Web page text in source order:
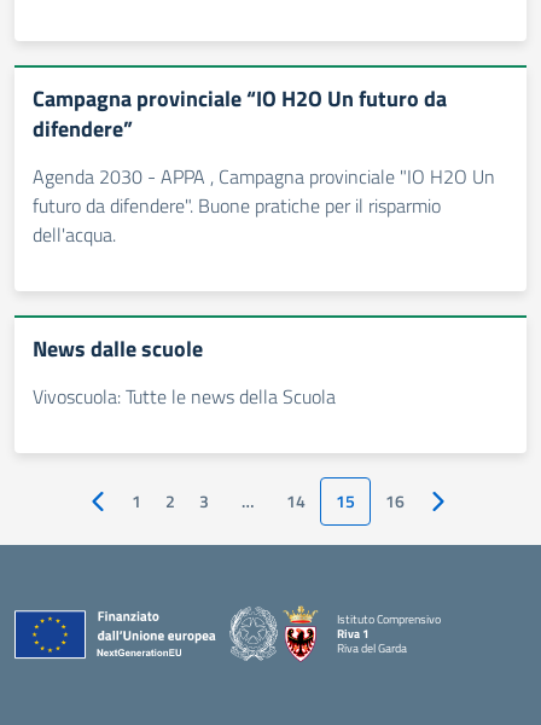
Campagna provinciale “IO H2O Un futuro da
difendere”
Agenda 2030 - APPA , Campagna provinciale "IO H2O Un
futuro da difendere". Buone pratiche per il risparmio
dell'acqua.
News dalle scuole
Vivoscuola: Tutte le news della Scuola
Pagina precedente
1 2 3 … 14 15 16 Pagina
Istituto Comprensivo
Riva 1
Riva del Garda